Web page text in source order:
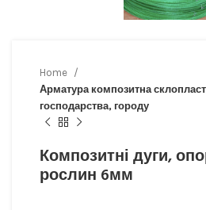
Home
Арматура композитна
господарства, городу
Композитні дуги,
рослин 6мм